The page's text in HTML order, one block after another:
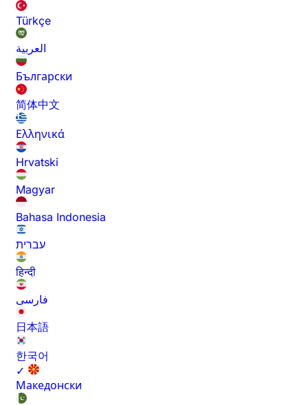
Türkçe
العربية
Български
简体中文
Ελληνικά
Hrvatski
Magyar
Bahasa Indonesia
עברית
हिन्दी
فارسی
日本語
한국어
✓
Македонски